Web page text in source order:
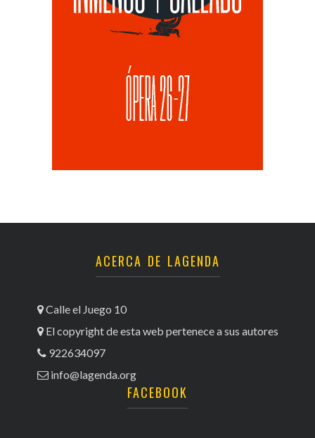
ACERCA DE LAGENDA
Calle el Juego 10
El copyright de esta web pertenece a sus autores
922634097
info@lagenda.org
FACEBOOK